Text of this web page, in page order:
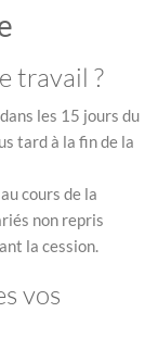
travail ?
les 15 jours du
tard à la fin de la
cours de la
non repris
la cession.
vos